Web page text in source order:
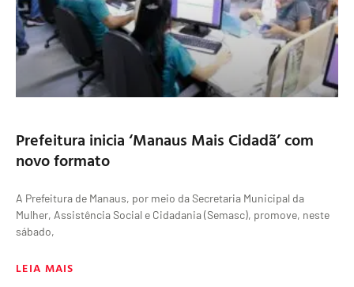
Prefeitura inicia ‘Manaus Mais Cidadã’ com
novo formato
A Prefeitura de Manaus, por meio da Secretaria Municipal da
Mulher, Assistência Social e Cidadania (Semasc), promove, neste
sábado,
LEIA MAIS